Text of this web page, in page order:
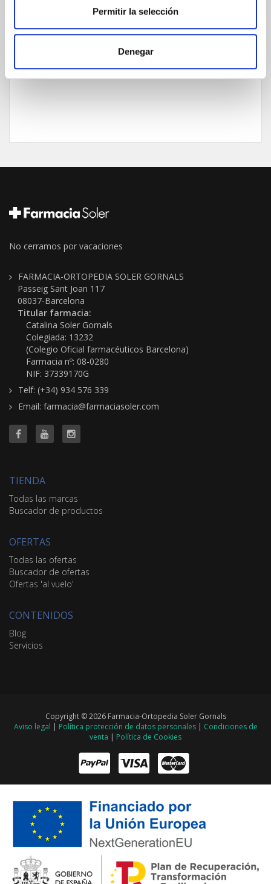
Permitir la selección
Denegar
No cerramos por vacaciones
FARMACIA-ORTOPEDIA SOLER GORNALS
Passeig Sant Joan 117
08037-Barcelona
Titular farmacia:
Catalina Soler Gornals
Colegiada: 13232
(Colegio Oficial farmacéuticos Barcelona)
Farmacia nº: 08-0280
NIF: 37339170G
Telf: (+34) 934 576 339
Email: farmacia@farmaciasoler.com
TIENDA
Todas las marcas
Buscador de productos
OFERTAS
Todas las ofertas
Buscador de ofertas
Ofertas 'al vuelo'
CONTENIDOS
Blog
Servicios
Copyright © 2026 Farmacia-Ortopedia Soler Gornals
Aviso legal | Política protección de datos personales| Condiciones de
venta | Política de Cookies